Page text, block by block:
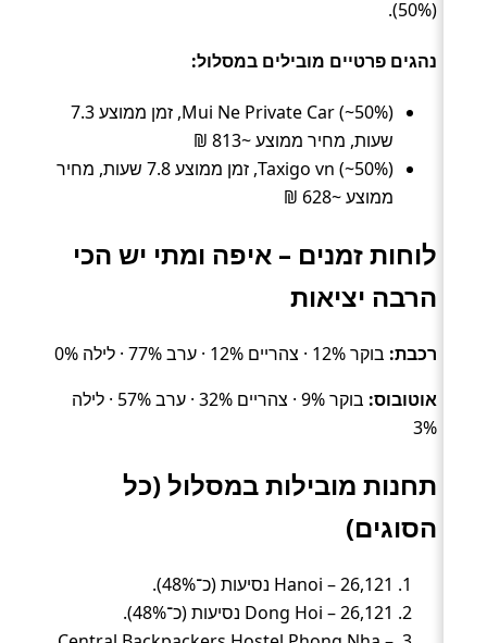
(50%).
נהגים פרטיים מובילים במסלול:
Mui Ne Private Car (~50%), זמן ממוצע 7.3
שעות, מחיר ממוצע ~813 ₪
Taxigo vn (~50%), זמן ממוצע 7.8 שעות, מחיר
ממוצע ~628 ₪
לוחות זמנים – איפה ומתי יש הכי
הרבה יציאות
רכבת: בוקר 12% · צהריים 12% · ערב 77% · לילה 0%
אוטובוס:
בוקר 9% · צהריים 32% · ערב 57% · לילה
3%
תחנות מובילות במסלול (כל
הסוגים)
Hanoi – 26,121 נסיעות (כ־48%).
Dong Hoi – 26,121 נסיעות (כ־48%).